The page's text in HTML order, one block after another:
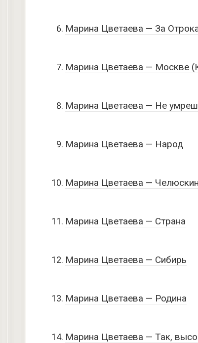
Марина Цветаева — За
Марина Цветаева — Москве
Марина Цветаева — Не
Марина Цветаева — Народ
Марина Цветаева —
Марина Цветаева — Страна
Марина Цветаева — Сибирь
Марина Цветаева — Родина
Марина Цветаева — Так,